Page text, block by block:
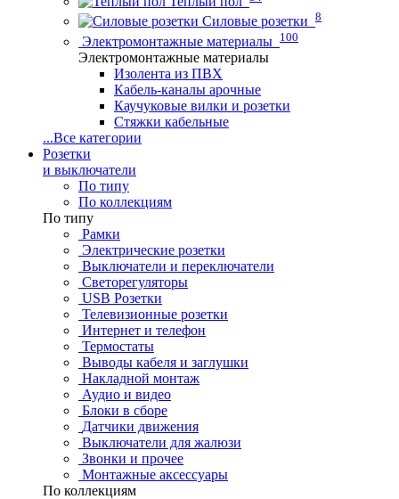
Силовые розетки 8
Электромонтажные материалы 100
Электромонтажные материалы
Изолента из ПВХ
Кабель-каналы арочные
Каучуковые вилки и розетки
Стяжки кабельные
...Все категории
Розетки
и выключатели
По типу
По коллекциям
По типу
Рамки
Электрические розетки
Выключатели и переключатели
Светорегуляторы
USB Розетки
Телевизионные розетки
Интернет и телефон
Термостаты
Выводы кабеля и заглушки
Накладной монтаж
Аудио и видео
Блоки в сборе
Датчики движения
Выключатели для жалюзи
Звонки и прочее
Монтажные аксессуары
По коллекциям